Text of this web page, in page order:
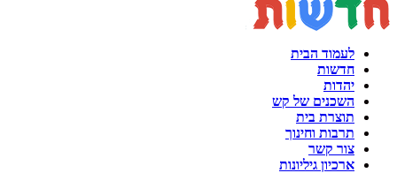
לעמוד הבית
חדשות
יהדות
השכנים של קש
תוצרת בית
תרבות וחינוך
צור קשר
ארכיון גיליונות